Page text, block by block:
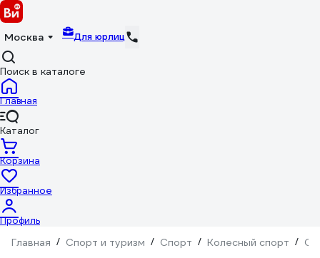
Москва Для юрлиц
Поиск в каталоге
Главная
Каталог
Корзина
Избранное
Профиль
Главная / Спорт и туризм / Спорт / Колесный спорт /